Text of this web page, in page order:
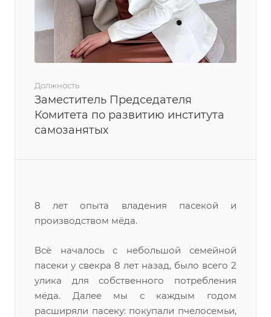
Должность
Заместитель Председателя
Комитета по развитию института
самозанятых
8 лет опыта владения пасекой и
производством мёда.
Всё началось с небольшой семейной
пасеки у свекра 8 лет назад, было всего 2
улика для собственного потребления
мёда. Далее мы с каждым годом
расширяли пасеку: покупали пчелосемьи,